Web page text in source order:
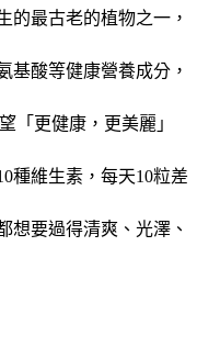
的最古老的植物之一，
基酸等健康營養成分，
「更健康，更美麗」
種維生素，每天10粒差
想要過得清爽、光澤、